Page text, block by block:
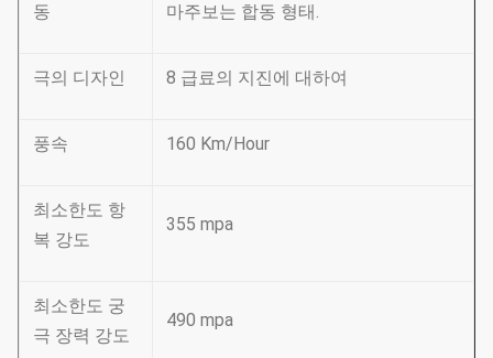
동
마주보는 합동 형태.
극의 디자인 8 급료의 지진에 대하여
풍속 160 Km/Hour
최소한도 항
복 강도
355 mpa
최소한도 궁
극 장력 강도
490 mpa